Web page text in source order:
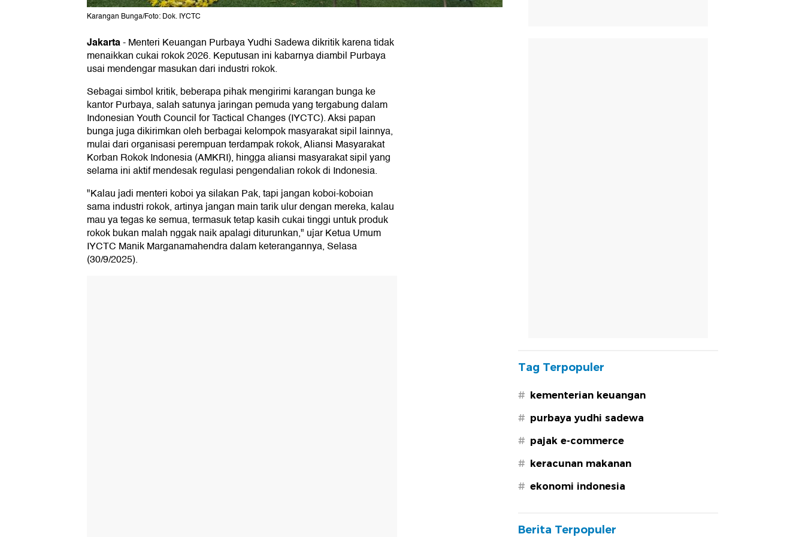
Karangan Bunga/Foto: Dok. IYCTC
Jakarta-Menteri Keuangan Purbaya Yudhi Sadewa dikritik karena tidak
menaikkan cukai rokok 2026. Keputusan ini kabarnya diambil Purbaya
usai mendengar masukan dari industri rokok.
Sebagai simbol kritik, beberapa pihak mengirimi karangan bunga ke
kantor Purbaya, salah satunya jaringan pemuda yang tergabung dalam
Indonesian Youth Council for Tactical Changes (IYCTC). Aksi papan
bunga juga dikirimkan oleh berbagai kelompok masyarakat sipil lainnya,
mulai dari organisasi perempuan terdampak rokok, Aliansi Masyarakat
Korban Rokok Indonesia (AMKRI), hingga aliansi masyarakat sipil yang
selama ini aktif mendesak regulasi pengendalian rokok di Indonesia.
"Kalau jadi menteri koboi ya silakan Pak, tapi jangan koboi-koboian
sama industri rokok, artinya jangan main tarik ulur dengan mereka, kalau
mau ya tegas ke semua, termasuk tetap kasih cukai tinggi untuk produk
rokok bukan malah nggak naik apalagi diturunkan," ujar Ketua Umum
IYCTC Manik Marganamahendra dalam keterangannya, Selasa
(30/9/2025).
Tag Terpopuler
# kementerian keuangan
# purbaya yudhi sadewa
# pajak e-commerce
# keracunan makanan
# ekonomi indonesia
Berita Terpopuler